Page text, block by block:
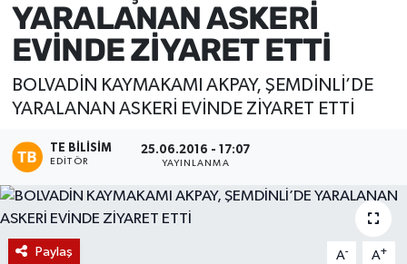
YARALANAN ASKERİ
EVİNDE ZİYARET ETTİ
BOLVADİN KAYMAKAMI AKPAY, ŞEMDİNLİ’DE
YARALANAN ASKERİ EVİNDE ZİYARET ETTİ
TE BILISIM
EDITÖR
25.06.2016 - 17:07
YAYINLANMA
Paylaş A- A+
Sivil Toplum
Ekonomi